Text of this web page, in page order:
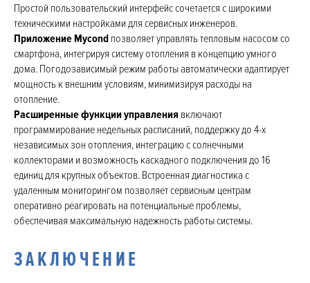
Простой пользовательский интерфейс сочетается с широкими
техническими настройками для сервисных инженеров.
Приложение Mycond позволяет управлять тепловым насосом со
смартфона, интегрируя систему отопления в концепцию умного
дома. Погодозависимый режим работы автоматически адаптирует
мощность к внешним условиям, минимизируя расходы на
отопление.
Расширенные функции управления включают
программирование недельных расписаний, поддержку до 4-х
независимых зон отопления, интеграцию с солнечными
коллекторами и возможность каскадного подключения до 16
единиц для крупных объектов. Встроенная диагностика с
удаленным мониторингом позволяет сервисным центрам
оперативно реагировать на потенциальные проблемы,
обеспечивая максимальную надежность работы системы.
ЗАКЛЮЧЕНИЕ